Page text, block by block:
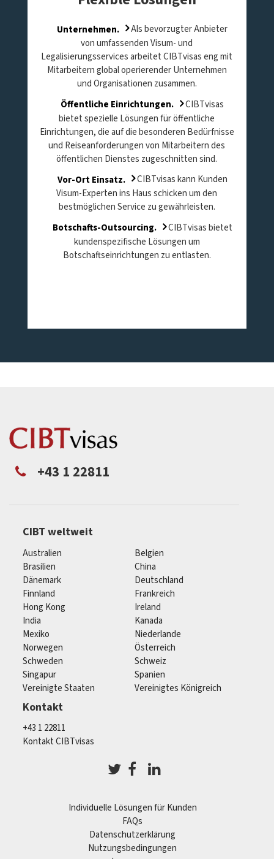
Unternehmen.
Als bevorzugter Anbieter
von umfassenden Visum- und
Legalisierungsservices arbeitet CIBTvisas eng mit
Mitarbeitern global operierender Unternehmen
und Organisationen zusammen.
Öffentliche Einrichtungen.
CIBTvisas
bietet spezielle Lösungen für öffentliche
Einrichtungen, die auf die besonderen Bedürfnisse
und Reiseanforderungen von Mitarbeitern des
öffentlichen Dienstes zugeschnitten sind.
Vor-Ort Einsatz.
CIBTvisas kann Kunden
Visum-Experten ins Haus schicken um den
bestmöglichen Service zu gewährleisten.
Botschafts-Outsourcing.
CIBTvisas bietet
kundenspezifische Lösungen um
Botschaftseinrichtungen zu entlasten.
+43 1 22811
CIBT weltweit
Australien
Belgien
Brasilien
China
Dänemark
Deutschland
Finnland
Frankreich
Hong Kong
Ireland
India
Kanada
Mexiko
Niederlande
Norwegen
Österreich
Schweden
Schweiz
Singapur
Spanien
Vereinigte Staaten
Vereinigtes Königreich
Kontakt
+43 1 22811
Kontakt CIBTvisas
Individuelle Lösungen für Kunden
FAQs
Datenschutzerklärung
Nutzungsbedingungen